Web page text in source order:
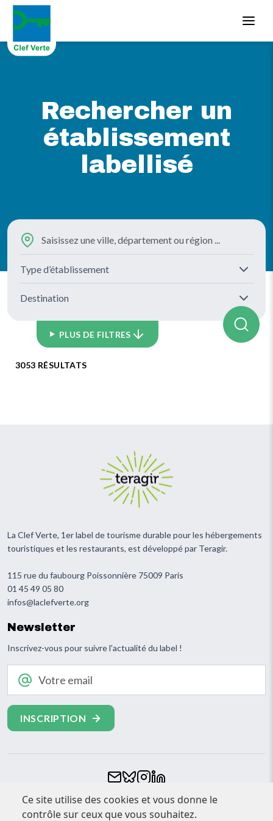
Rechercher un
établissement
labellisé
Type d’établissement
Destination
PLUS DE FILTRES
3053 RÉSULTATS
Ce site utilise des cookies et vous donne le
contrôle sur ceux que vous souhaitez.
La Clef Verte, 1er label de tourisme durable pour les hébergements
touristiques et les restaurants, est développé par Teragir.
115 rue du faubourg Poissonnière 75009 Paris
01 45 49 05 80
infos@laclefverte.org
Newsletter
Inscrivez-vous pour suivre l'actualité du label !
Footer
CONTACT